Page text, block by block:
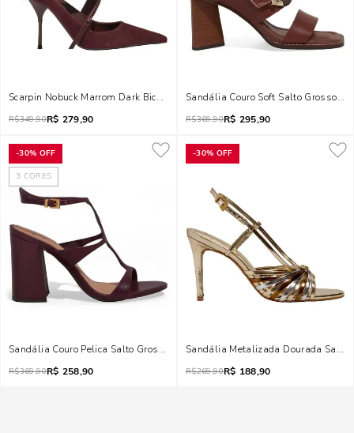
Scarpin Nobuck Marrom Dark Bico Fino Salto Agulha
R$349,90R$ 279,90
Sandália Couro Soft Salto Grosso
R$369,90R$ 295,90
-30% OFF
3 CORES
Sandália Couro Pelica Salto Grosso Roxo Berry
R$369,90R$ 258,90
-30% OFF
Sandália Metalizada Dourada Salto
R$269,90R$ 188,90